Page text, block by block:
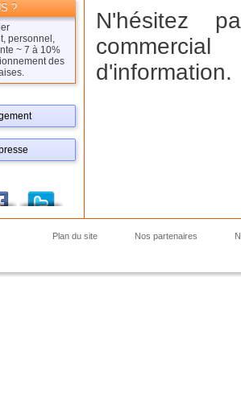
?
personnel,
~ 7 à 10%
des
N'hésitez
d'information.
Plan du site Nos partenaires